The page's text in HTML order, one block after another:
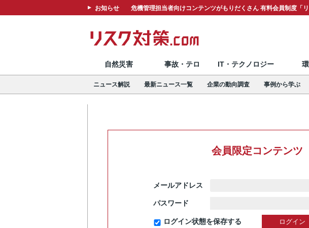
お知らせ 危機管理担当者向けコンテンツがもりだくさん 有料会員制度「
自然災害 事故・テロ IT・テクノロジー
ニュース解説 最新ニュース一覧 企業の動向調査 事例から学ぶ
会員限定コンテンツ
メールアドレス
パスワード
ログイン状態を保存する